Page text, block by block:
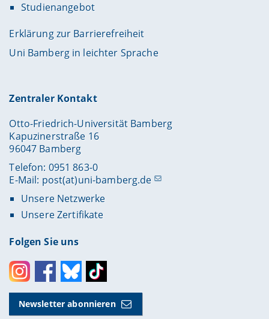
Studienangebot
Erklärung zur Barrierefreiheit
Uni Bamberg in leichter Sprache
Zentraler Kontakt
Otto-Friedrich-Universität Bamberg
Kapuzinerstraße 16
96047 Bamberg
Telefon: 0951 863-0
E-Mail: post(at)uni-bamberg.de
Unsere Netzwerke
Unsere Zertifikate
Folgen Sie uns
InstagramFacebookBlueskyToktok
Newsletter abonnieren